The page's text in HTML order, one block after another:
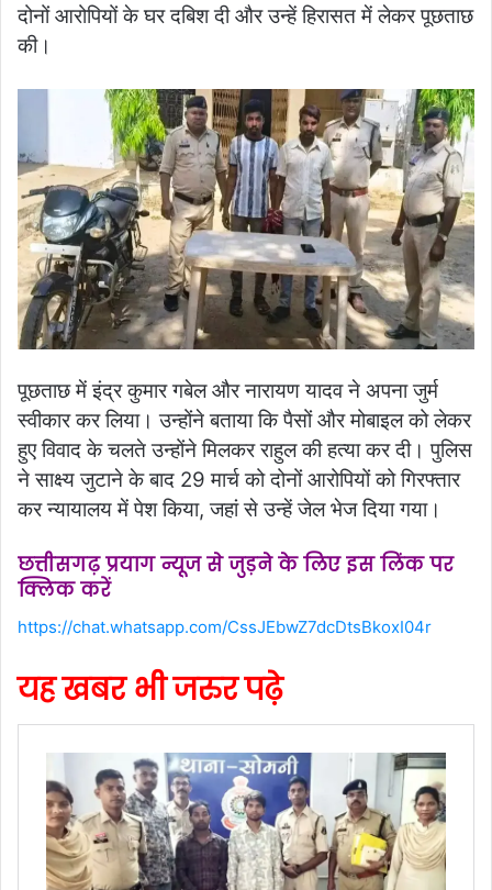
दोनों आरोपियों के घर दबिश दी और उन्हें हिरासत में लेकर पूछताछ
की।
पूछताछ में इंद्र कुमार गबेल और नारायण यादव ने अपना जुर्म
स्वीकार कर लिया। उन्होंने बताया कि पैसों और मोबाइल को लेकर
हुए विवाद के चलते उन्होंने मिलकर राहुल की हत्या कर दी। पुलिस
ने साक्ष्य जुटाने के बाद 29 मार्च को दोनों आरोपियों को गिरफ्तार
कर न्यायालय में पेश किया, जहां से उन्हें जेल भेज दिया गया।
छत्तीसगढ़ प्रयाग न्यूज से जुड़ने के लिए इस लिंक पर
क्लिक करें
https://chat.whatsapp.com/CssJEbwZ7dcDtsBkoxI04r
यह खबर भी जरुर पढ़े